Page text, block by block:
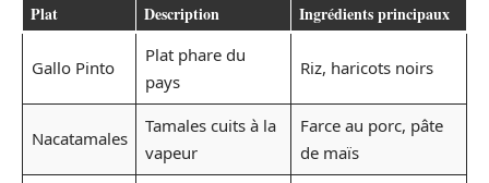
Plat Description Ingrédients principaux
Gallo Pinto
Plat phare du
pays
Riz, haricots noirs
Nacatamales
Tamales cuits à la
vapeur
Farce au porc, pâte
de maïs